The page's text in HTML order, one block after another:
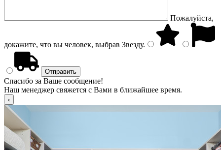
Пожалуйста,
докажите, что вы человек, выбрав Звезду.
Спасибо за Ваше сообщение!
Наш менеджер свяжется с Вами в ближайшее время.